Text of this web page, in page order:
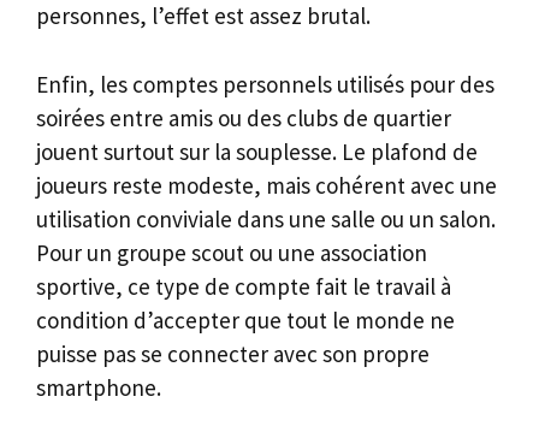
personnes, l’effet est assez brutal.
Enfin, les comptes personnels utilisés pour des
soirées entre amis ou des clubs de quartier
jouent surtout sur la souplesse. Le plafond de
joueurs reste modeste, mais cohérent avec une
utilisation conviviale dans une salle ou un salon.
Pour un groupe scout ou une association
sportive, ce type de compte fait le travail à
condition d’accepter que tout le monde ne
puisse pas se connecter avec son propre
smartphone.